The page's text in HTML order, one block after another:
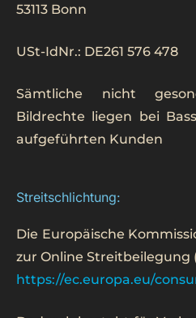
53113 Bonn
USt-IdNr.: DE261 576 478
Sämtliche nicht
Bildrechte liegen bei
aufgeführten Kunden
Streitschlichtung:
Die Europäische
zur Online Streitbeilegung
https://ec.europa.eu/